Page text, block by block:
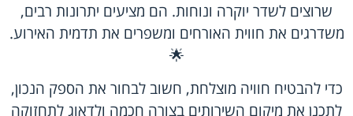
שרוצים לשדר יוקרה ונוחות. הם מציעים יתרונות רבים,
משדרגים את חווית האורחים ומשפרים את תדמית האירוע.
🌟
כדי להבטיח חוויה מוצלחת, חשוב לבחור את הספק הנכון,
לתכנן את מיקום השירותים בצורה חכמה ולדאוג לתחזוקה